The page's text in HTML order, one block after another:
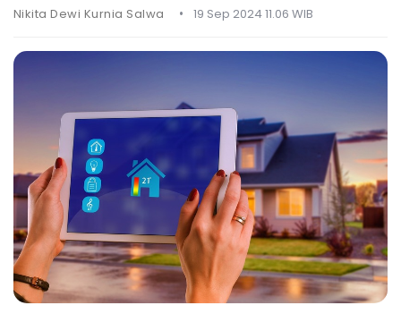
Nikita Dewi Kurnia Salwa • 19 Sep 2024 11.06 WIB